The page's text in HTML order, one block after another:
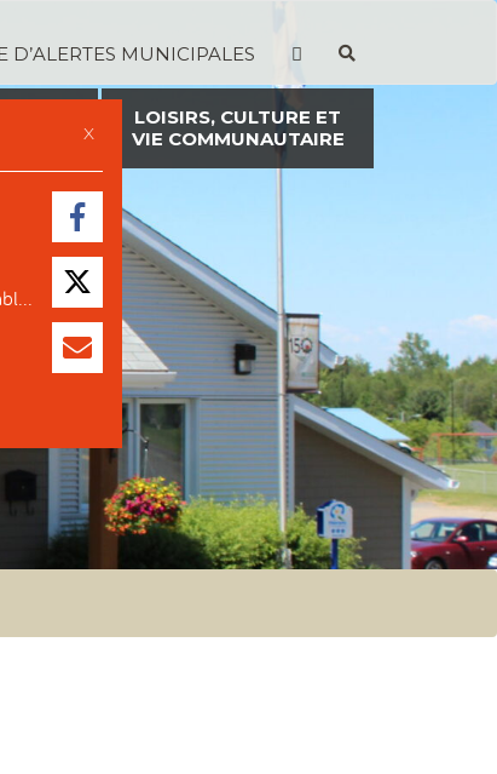
D’ALERTES MUNICIPALES
LOISIRS, CULTURE ET
VIE COMMUNAUTAIRE
X